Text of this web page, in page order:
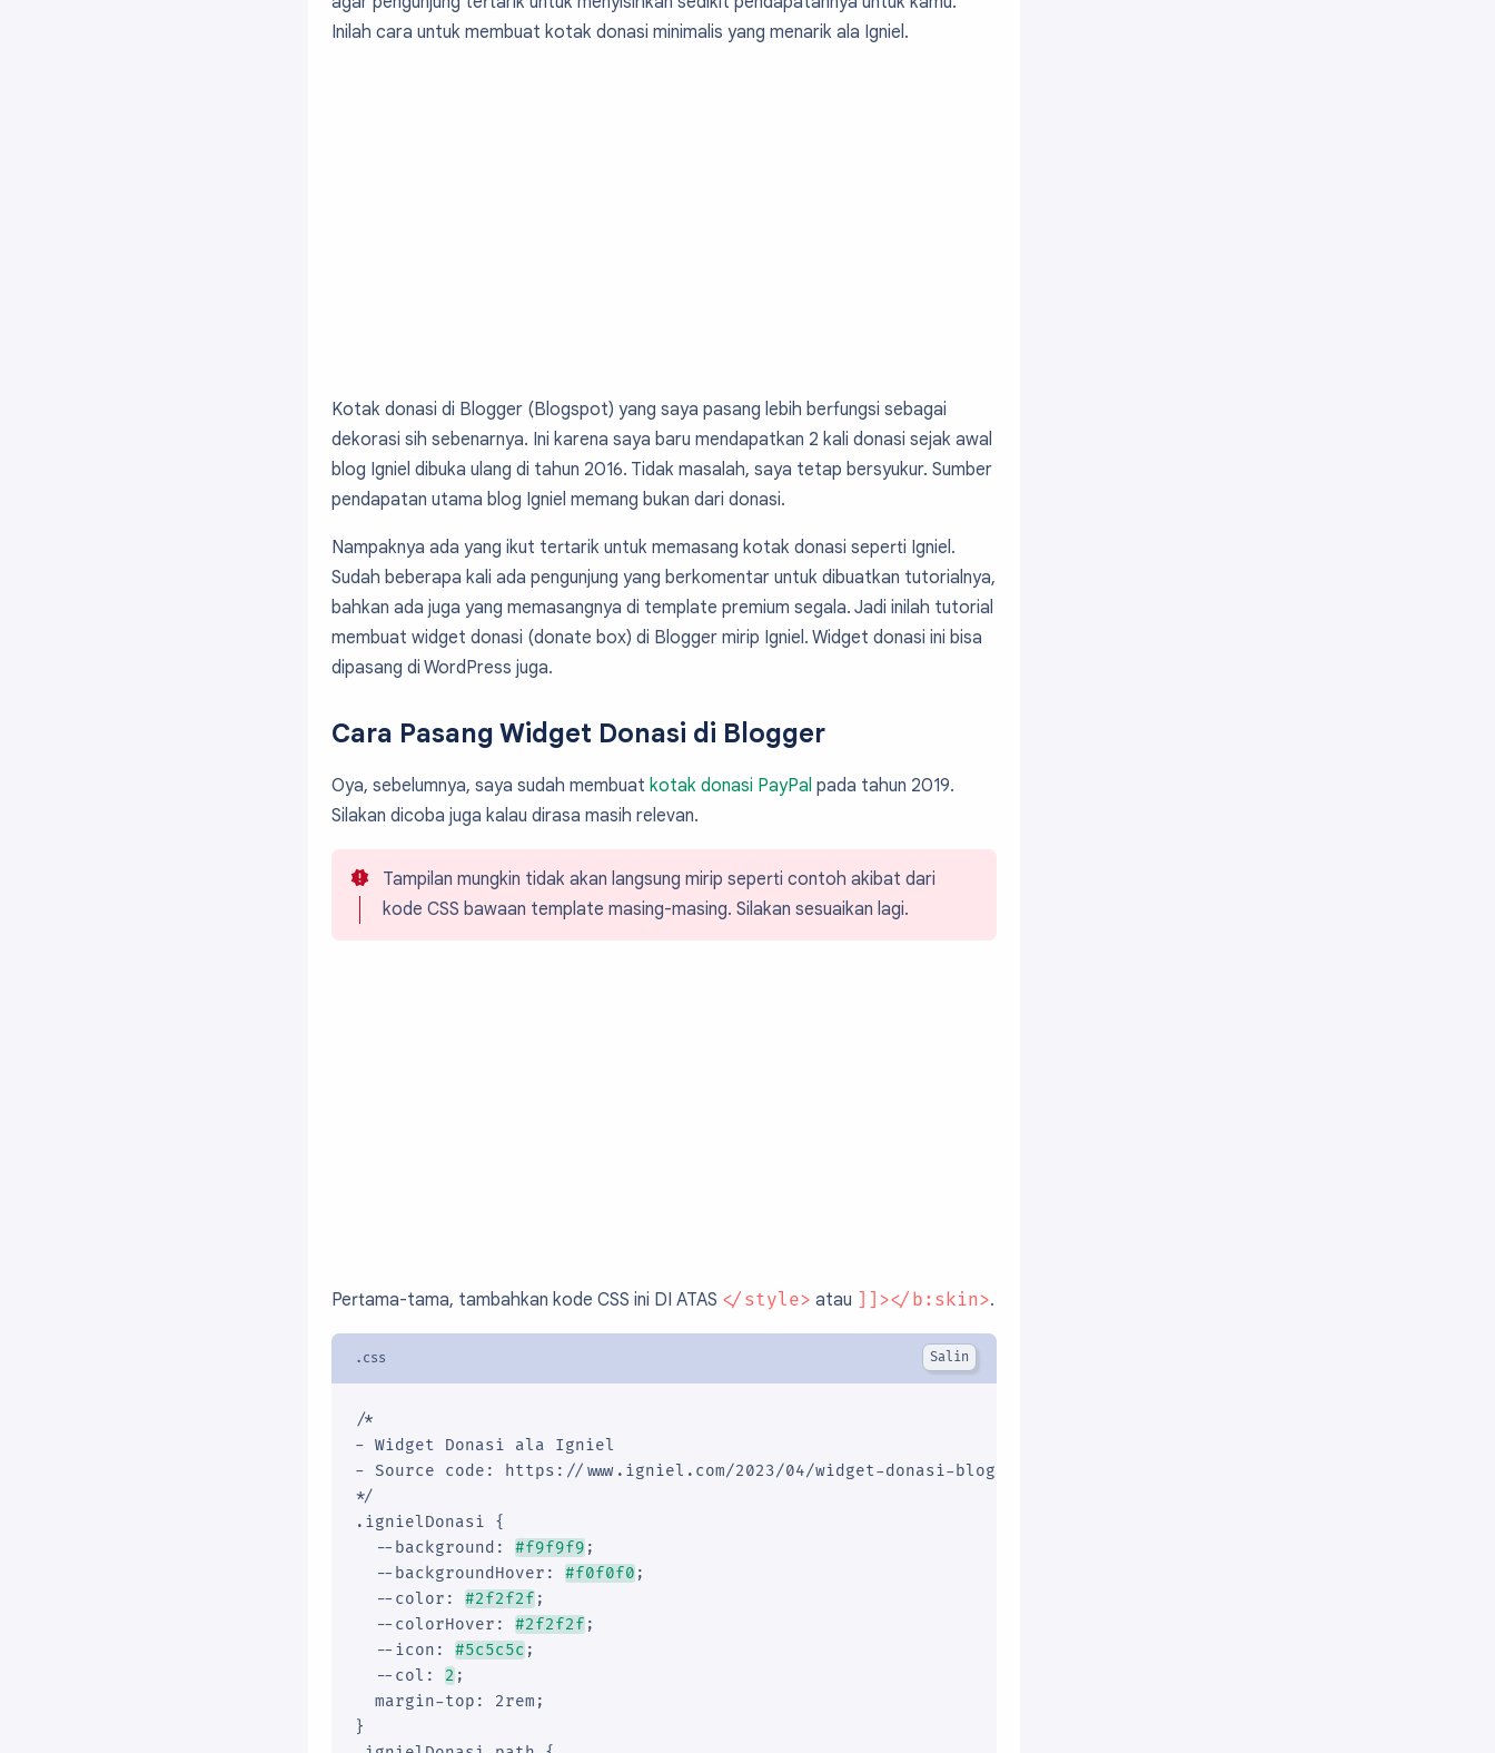
Inilah cara untuk membuat kotak donasi minimalis yang menarik ala Igniel.
Kotak donasi di Blogger (Blogspot) yang saya pasang lebih berfungsi sebagai
dekorasi sih sebenarnya. Ini karena saya baru mendapatkan 2 kali donasi sejak awal
blog Igniel dibuka ulang di tahun 2016. Tidak masalah, saya tetap bersyukur. Sumber
pendapatan utama blog Igniel memang bukan dari donasi.
Nampaknya ada yang ikut tertarik untuk memasang kotak donasi seperti Igniel.
Sudah beberapa kali ada pengunjung yang berkomentar untuk dibuatkan tutorialnya,
bahkan ada juga yang memasangnya di template premium segala. Jadi inilah tutorial
membuat widget donasi (donate box) di Blogger mirip Igniel. Widget donasi ini bisa
dipasang di WordPress juga.
Cara Pasang Widget Donasi di Blogger
Oya, sebelumnya, saya sudah membuat kotak donasi PayPal pada tahun 2019.
Silakan dicoba juga kalau dirasa masih relevan.
Tampilan mungkin tidak akan langsung mirip seperti contoh akibat dari
kode CSS bawaan template masing-masing. Silakan sesuaikan lagi.
Pertama-tama, tambahkan kode CSS ini DI ATAS </style> atau ]]></b:skin>.
/*
- Widget Donasi ala Igniel
- Source code: https://www.igniel.com/2023/04/widget-donasi-blog.html
*/
.ignielDonasi {
  --background:
#f9f9f9 ;
  --backgroundHover:
#f0f0f0 ;
  --color:
#2f2f2f ;
  --colorHover:
#2f2f2f ;
  --icon:
#5c5c5c ;
  --col:
2 ;
  margin-top: 2rem;
}